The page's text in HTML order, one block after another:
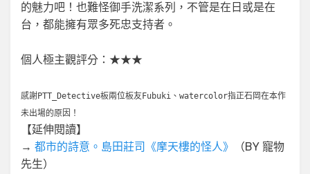
的魅力吧！也難怪御手洗潔系列，不管是在日或是在
台，都能擁有眾多死忠支持者。
個人極主觀評分：★★★
感謝PTT_Detective板兩位板友Fubuki、watercolor指正石岡在本作
未出場的原因！
【延伸閱讀】
→ 都市的詩意。島田莊司《摩天樓的怪人》
（BY 寵物
先生）